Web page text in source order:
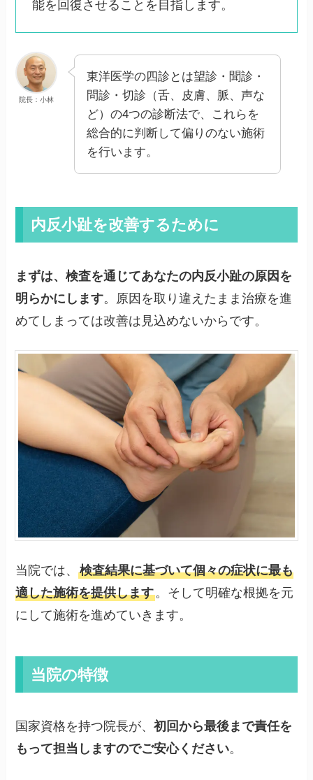
能を回復させることを目指します。
院長：小林
東洋医学の四診とは望診・聞診・
問診・切診（舌、皮膚、脈、声な
ど）の4つの診断法で、これらを
総合的に判断して偏りのない施術
を行います。
内反小趾を改善するために
まずは、検査を通じてあなたの内反小趾の原因を
明らかにします。原因を取り違えたまま治療を進
めてしまっては改善は見込めないからです。
当院では、検査結果に基づいて個々の症状に最も
適した施術を提供します。そして明確な根拠を元
にして施術を進めていきます。
当院の特徴
国家資格を持つ院長が、初回から最後まで責任を
もって担当しますのでご安心ください。